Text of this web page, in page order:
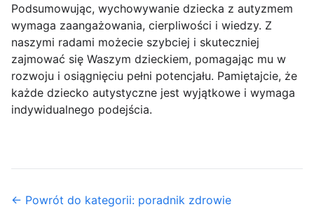
Podsumowując, wychowywanie dziecka z autyzmem
wymaga zaangażowania, cierpliwości i wiedzy. Z
naszymi radami możecie szybciej i skuteczniej
zajmować się Waszym dzieckiem, pomagając mu w
rozwoju i osiągnięciu pełni potencjału. Pamiętajcie, że
każde dziecko autystyczne jest wyjątkowe i wymaga
indywidualnego podejścia.
← Powrót do kategorii: poradnik zdrowie